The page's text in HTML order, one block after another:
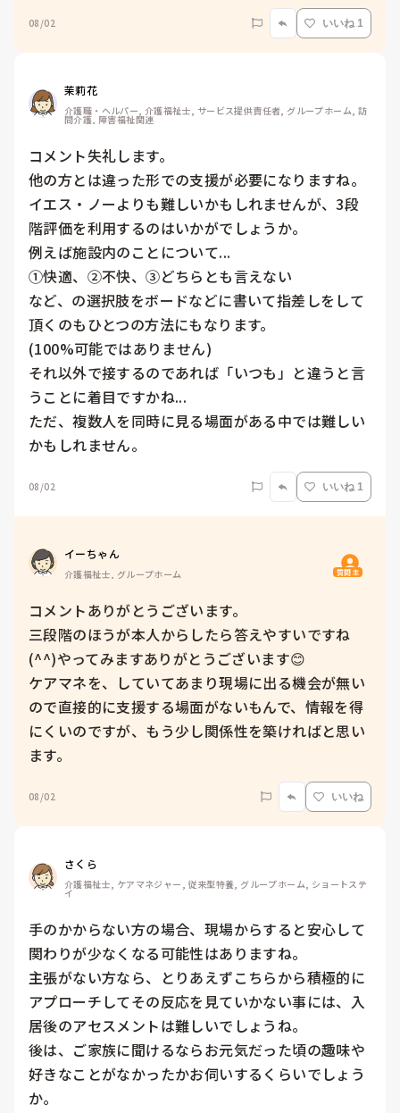
08/02 いいね 1
茉莉花
介護職・ヘルパー, 介護福祉士, サービス提供責任者, グループホーム, 訪
問介護, 障害福祉関連
コメント失礼します。
他の方とは違った形での支援が必要になりますね。
イエス・ノーよりも難しいかもしれませんが、3段
階評価を利用するのはいかがでしょうか。
例えば施設内のことについて...
①快適、②不快、③どちらとも言えない
など、の選択肢をボードなどに書いて指差しをして
頂くのもひとつの方法にもなります。
(100%可能ではありません)
それ以外で接するのであれば「いつも」と違うと言
うことに着目ですかね...
ただ、複数人を同時に見る場面がある中では難しい
かもしれません。
08/02 いいね 1
イーちゃん
介護福祉士, グループホーム 質問主
コメントありがとうございます。
三段階のほうが本人からしたら答えやすいですね
(^^)やってみますありがとうございます😊
ケアマネを、していてあまり現場に出る機会が無い
ので直接的に支援する場面がないもんで、情報を得
にくいのですが、もう少し関係性を築ければと思い
ます。
08/02 いいね
さくら
介護福祉士, ケアマネジャー, 従来型特養, グループホーム, ショートステ
イ
手のかからない方の場合、現場からすると安心して
関わりが少なくなる可能性はありますね。
主張がない方なら、とりあえずこちらから積極的に
アプローチしてその反応を見ていかない事には、入
居後のアセスメントは難しいでしょうね。
後は、ご家族に聞けるならお元気だった頃の趣味や
好きなことがなかったかお伺いするくらいでしょう
か。